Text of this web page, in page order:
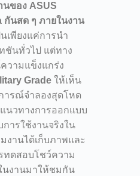
ของ ASUS
กันสด ๆ ภายในงาน
เพียงแค่การนำ
ชันทั่วไป แต่ทาง
วามแข็งแกร่ง
Grade ให้เห็น
ารณ์จำลองสุดโหด
นวทางการออกแบบ
ารใช้งานจริงใน
งานได้เก็บภาพและ
ทดสอบโชว์ความ
นงานมาให้ชมกัน